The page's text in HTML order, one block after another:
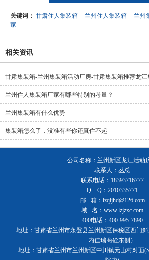
关键词： 甘肃住人集装箱 兰州住人集装箱 兰州
家
相关资讯
甘肃集装箱-兰州集装箱活动厂房-甘肃集装箱推荐龙江
兰州住人集装箱厂家​有哪些特别的考量？
兰州集装箱有什么优势
集装箱怎么了，没准有些你还真住不起
公司名称：兰州新区龙江活动
联系人：丛总
联系电话：18393716777
Q Q：2010335771
邮 箱：lzqljhd@126.com
域 名：www.lzjzxc.com
400电话：400-995-7890
地址：甘肃省兰州市永登县兰州新区保税区西门
内佳瑞商砼东侧）
地址：甘肃省兰州市兰州新区中川镇元山村对面